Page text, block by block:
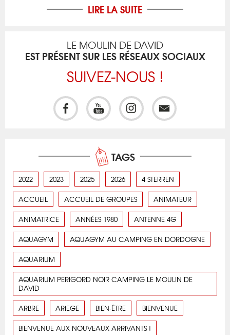
LIRE LA SUITE
LE MOULIN DE DAVID
EST PRÉSENT SUR LES RÉSEAUX SOCIAUX
SUIVEZ-NOUS !
TAGS
2022 2023 2025 2026 4 STERREN
ACCUEIL ACCUEIL DE GROUPES ANIMATEUR
ANIMATRICE ANNÉES 1980 ANTENNE 4G
AQUAGYM AQUAGYM AU CAMPING EN DORDOGNE
AQUARIUM
AQUARIUM PERIGORD NOIR CAMPING LE MOULIN DE
DAVID
ARBRE ARIEGE BIEN-ÊTRE BIENVENUE
BIENVENUE AUX NOUVEAUX ARRIVANTS !